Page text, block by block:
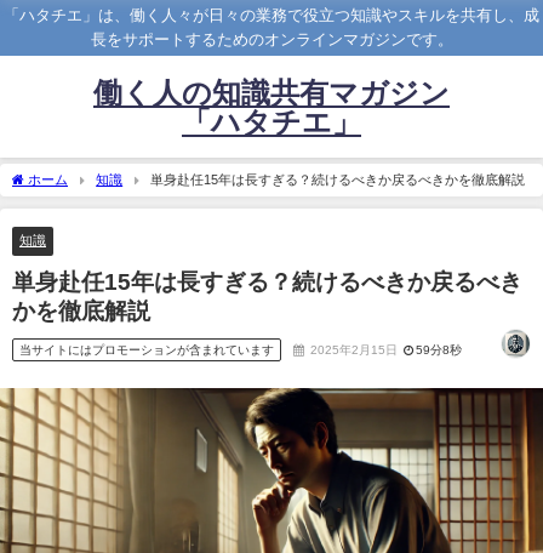
「ハタチエ」は、働く人々が日々の業務で役立つ知識やスキルを共有し、成
長をサポートするためのオンラインマガジンです。
働く人の知識共有マガジン
「ハタチエ」
ホーム 知識 単身赴任15年は長すぎる？続けるべきか戻るべきかを徹底解説
知識
単身赴任15年は長すぎる？続けるべきか戻るべき
かを徹底解説
当サイトにはプロモーションが含まれています 2025年2月15日 59分8秒